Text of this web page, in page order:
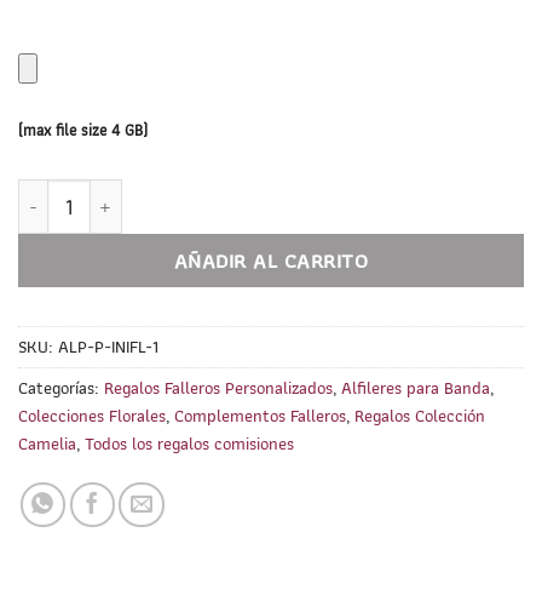
(max file size 4 GB)
Alfiler sujeta banda fallera plateado PERSONALIZADO.
AÑADIR AL CARRITO
SKU: ALP-P-INIFL-1
Categorías: Regalos Falleros Personalizados,Alfileres para Banda,
Colecciones Florales,Complementos Falleros, Regalos Colección
Camelia,Todos los regalos comisiones